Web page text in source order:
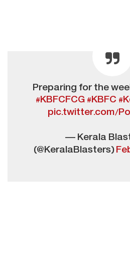
Preparing for the
#KBFCFCG #KBFC
pic.twitter.com/
— Kerala
(@KeralaBlasters)